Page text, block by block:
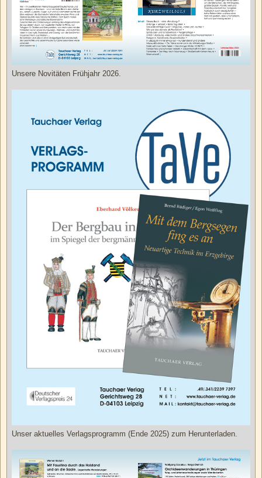
Unsere Novitäten Frühjahr 2026.
Unser aktuelles Verlagsprogramm (Ende 2025) zum Herunterladen.